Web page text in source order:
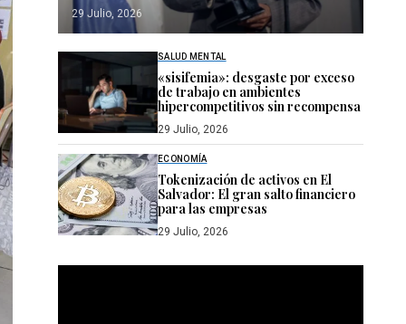
29 Julio, 2026
SALUD MENTAL
«sisifemia»: desgaste por exceso
de trabajo en ambientes
hipercompetitivos sin recompensa
29 Julio, 2026
ECONOMÍA
Tokenización de activos en El
Salvador: El gran salto financiero
para las empresas
29 Julio, 2026